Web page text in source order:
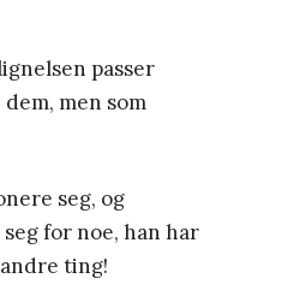
passer
men som
seg, og
for noe, han har
ting!